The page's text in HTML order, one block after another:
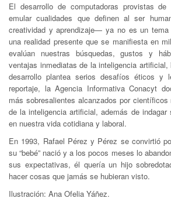
El desarrollo de computadoras provistas de
emular cualidades que definen al ser
creatividad y aprendizaje— ya no es un
una realidad presente que se manifiesta en
evalúan nuestras búsquedas, gustos y
ventajas inmediatas de la inteligencia
desarrollo plantea serios desafíos éticos y
reportaje, la Agencia Informativa Conacyt
más sobresalientes alcanzados por
de la inteligencia artificial, además de indagar
en nuestra vida cotidiana y laboral.
En 1993, Rafael Pérez y Pérez se convirtió
su “bebé” nació y a los pocos meses lo
sus expectativas, él quería un hijo
hacer cosas que jamás se hubieran visto.
Ilustración: Ana Ofelia Yáñez.